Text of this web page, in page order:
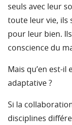
seuls avec leur
toute leur vie, ils
pour leur bien.
conscience du
Mais qu’en est-il
adaptative ?
Si la
disciplines